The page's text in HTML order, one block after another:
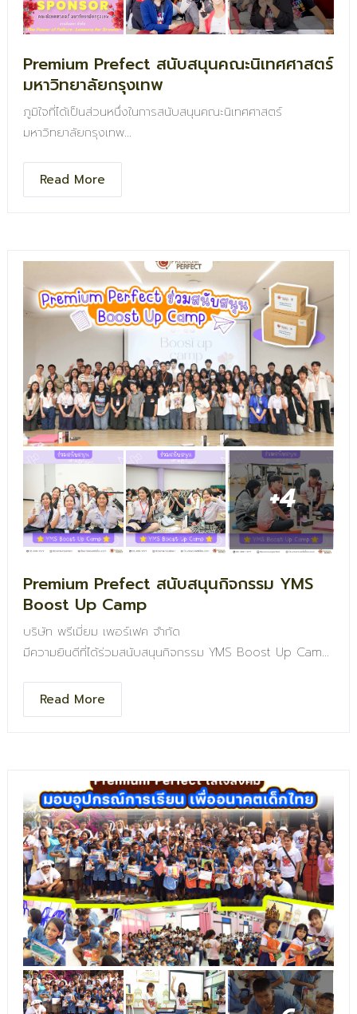
Premium Prefect สนับสนุนคณะนิเทศศาสตร์
มหาวิทยาลัยกรุงเทพ
ภูมิใจที่ได้เป็นส่วนหนึ่งในการสนับสนุนคณะนิเทศศาสตร์
มหาวิทยาลัยกรุงเทพ
มอบ Gift Set ของพรีเมี่ยมสกรีนโลโก้ เพื่อร่วมส่งเสริมการ
เรียนรู้และสร้างแรงบันดาลใจให้คนรุ่นใหม่
ให้เราได้ร่วมสนับสนุนและส่งต่อของพรีเมี่ยมคุณภาพในครั้งนี้
Read More
+4
Premium Prefect สนับสนุนกิจกรรม YMS
Boost Up Camp
บริษัท พรีเมี่ยม เพอร์เฟค จำกัด
มีความยินดีที่ได้ร่วมสนับสนุนกิจกรรม YMS Boost Up Camp
ยมสุดพิเศษจากเรา
.
พรีเมี่ยม เพอร์เฟค พร้อมอยู่เคียงข้างทุกกิจกรรมดี ๆ ที่ช่วย
เสริมพลังให้สังคม เราเชื่อว่าของพรีเมี่ยมเล็ก ๆ สามารถสร้าง
ความสุขและแรงบันดาลใจที่ยิ่งใหญ่ได้
Read More